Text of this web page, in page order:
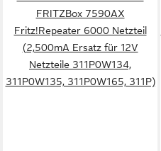
FRITZBox 7590AX
Fritz!Repeater 6000 Netzteil
(2,500mA Ersatz für 12V
Netzteile 311P0W134,
311P0W135, 311P0W165, 311P)